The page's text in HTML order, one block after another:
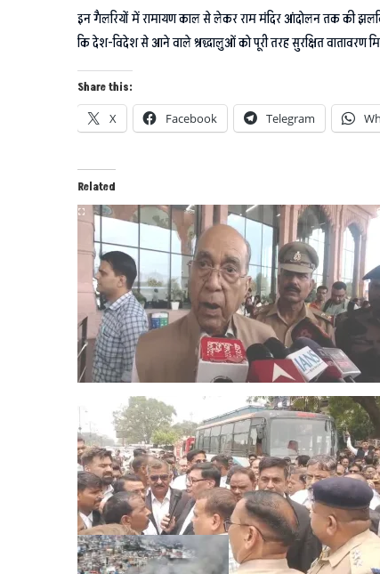
इन गैलरियों में रामायण काल से लेकर राम मंदिर आंदोलन तक की
कि देश-विदेश से आने वाले श्रद्धालुओं को पूरी तरह सुरक्षित वातावरण
Share this:
X Facebook Telegram
Related